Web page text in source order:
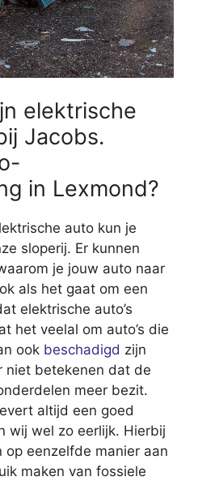
elektrische
Jacobs.
in Lexmond?
auto kun je
sloperij. Er kunnen
je jouw auto naar
als het gaat om een
elektrische auto’s
het veelal om auto’s die
ook beschadigd zijn
niet betekenen dat de
meer bezit.
altijd een goed
wij wel zo eerlijk. Hierbij
op eenzelfde manier aan
maken van fossiele